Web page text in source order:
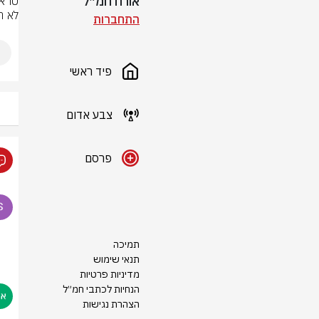
התחברות
פיד ראשי
צבע אדום
פרסם
תמיכה
תנאי שימוש
מדיניות פרטיות
הנחיות לכתבי חמ״ל
הצהרת נגישות
לא